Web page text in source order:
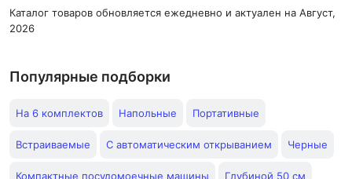
Каталог товаров обновляется ежедневно и актуален на Август,
2026
Популярные подборки
На 6 комплектов Напольные Портативные
Встраиваемые С автоматическим открыванием Черные
Компактные посудомоечные машины Глубиной 50 см